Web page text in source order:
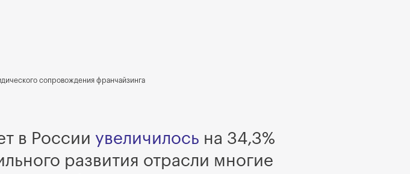
сопровождения франчайзинга
в России увеличилось на 34,3%
развития отрасли многие